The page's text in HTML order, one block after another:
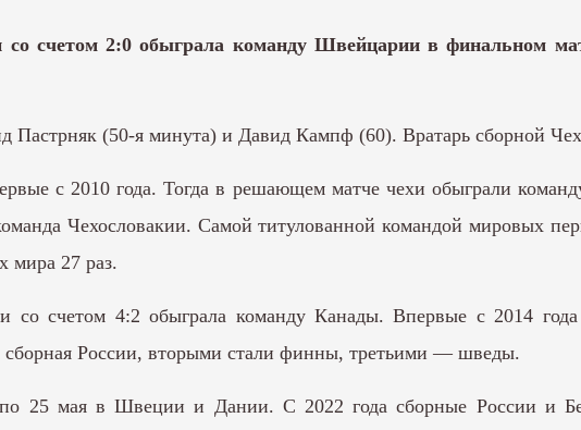
со счетом 2:0 обыграла команду Швейцарии в финальном
(50-я минута) и Давид Кампф (60). Вратарь сборной
с 2010 года. Тогда в решающем матче чехи обыграли
Чехословакии. Самой титулованной командой мировых
мира 27 раз.
со счетом 4:2 обыграла команду Канады. Впервые с 2014 года
сборная России, вторыми стали финны, третьими — шведы.
25 мая в Швеции и Дании. С 2022 года сборные России и